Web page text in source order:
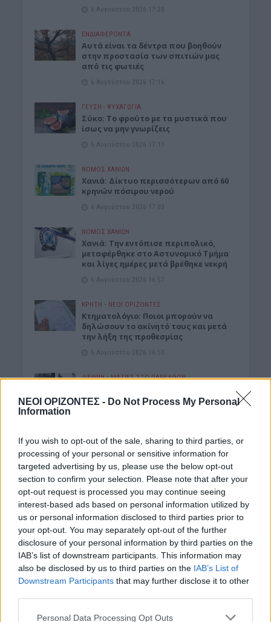
ΝΕΟΙ ΟΡΙΖΟΝΤΕΣ - Do Not Process My Personal
Information
If you wish to opt-out of the sale, sharing to third parties, or
processing of your personal or sensitive information for
targeted advertising by us, please use the below opt-out
section to confirm your selection. Please note that after your
opt-out request is processed you may continue seeing
interest-based ads based on personal information utilized by
us or personal information disclosed to third parties prior to
your opt-out. You may separately opt-out of the further
disclosure of your personal information by third parties on the
IAB’s list of downstream participants. This information may
also be disclosed by us to third parties on the IAB’s List of
Downstream Participants that may further disclose it to other
Personal Data Processing Opt Outs
6 Αυγούστου 2026 17:20
ΕΝΔΙΑΦΕΡΟΝΤΑ
Αυτά είναι τα δέντρα που βοηθούν
στην προστασία των σπιτιών μας
από τις φωτιές
6 Αυγούστου 2026 17:16
ΓΕΎΣΗ - ΨΥΧΑΓΩΓΊΑ
Σύκο: Το φρούτο με τα μυστικά που
ίσως να μην γνωρίζεις
6 Αυγούστου 2026 17:11
ΝΟΜΌΣ ΧΑΝΊΩΝ
Xανιά: Δίκτυο περισσότερων από 60
κρηνών πόσιμου νερού
6 Αυγούστου 2026 17:03
ΝΟΜΌΣ ΧΑΝΊΩΝ
Χανιά: Την εντόπισε περιπολικό,
μεταφέρθηκε στο Αστυνομικό Τμήμα
και λίγες ημέρες μετά βρέθηκε νεκρή
6 Αυγούστου 2026 16:57
ΚΡΗΤΗ • ΝΕΟΙ ΟΡΙΖΟΝΤΕΣ
Κτηματολόγιο: Ποιοι μπορούν να
δηλώσουν το ακίνητό τους και μετά
την λήξη της προθεσμίας
6 Αυγούστου 2026 16:53
ΔΙΕΘΝΗ • ΜΑΤΙΕΣ ΣΤΟ ΠΑΡΕΛΘΟΝ
όλεθρο που άλλαξε την
ΕΝΔΙΑΦΕΡΟΝΤΑ
Tα ζώδια της Πέμπτης 6 Αυγούστου
6 Αυγούστου 2026 08:06
Δημοφιλή αυτή την εβδομάδα